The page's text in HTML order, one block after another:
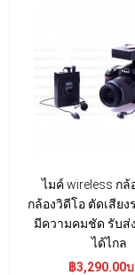
ไมค์ wireless กล้
กล้องวิดีโอ ตัดเสีย
มีความคมชัด รับ
ได้ไกล
฿3,290.00